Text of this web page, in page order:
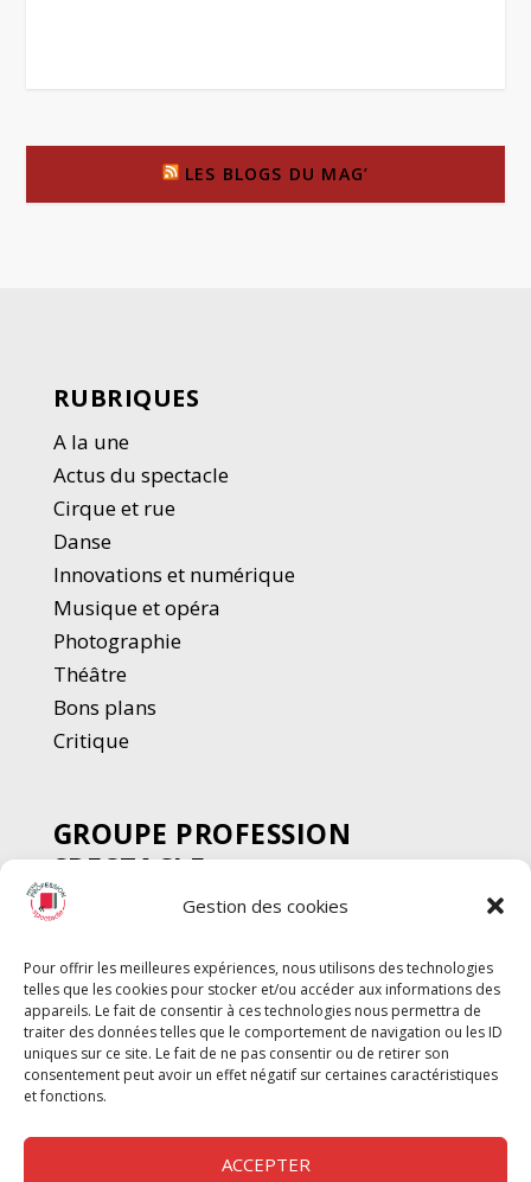
Gestion des cookies
Pour offrir les meilleures expériences, nous utilisons des technologies
telles que les cookies pour stocker et/ou accéder aux informations des
appareils. Le fait de consentir à ces technologies nous permettra de
traiter des données telles que le comportement de navigation ou les ID
uniques sur ce site. Le fait de ne pas consentir ou de retirer son
consentement peut avoir un effet négatif sur certaines caractéristiques
et fonctions.
ACCEPTER
LES BLOGS DU MAG’
RUBRIQUES
A la une
Actus du spectacle
Cirque et rue
Danse
Innovations et numérique
Musique et opéra
Photographie
Théâtre
Bons plans
Critique
GROUPE PROFESSION
SPECTACLE
Chèque Intermittents
Chèque Compta
Chèque Emploi Spectacle
G-Pods
Profession Audio-visuel